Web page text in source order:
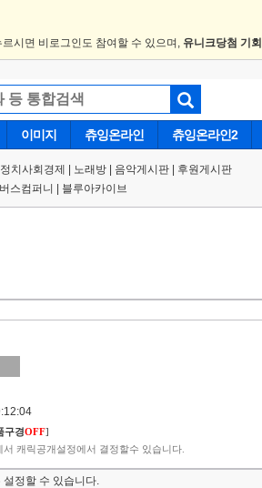
르시면 비로그인도 참여할 수 있으며, 유니크당첨 기회
이미지 츄잉온라인 츄잉온라인2
정치사회경제 노래방 음악게시판 후원게시판
스컴퍼니 블루아카이브
구경OFF]
서 캐릭공개설정에서 결정할수 있습니다.
정할 수 있습니다.